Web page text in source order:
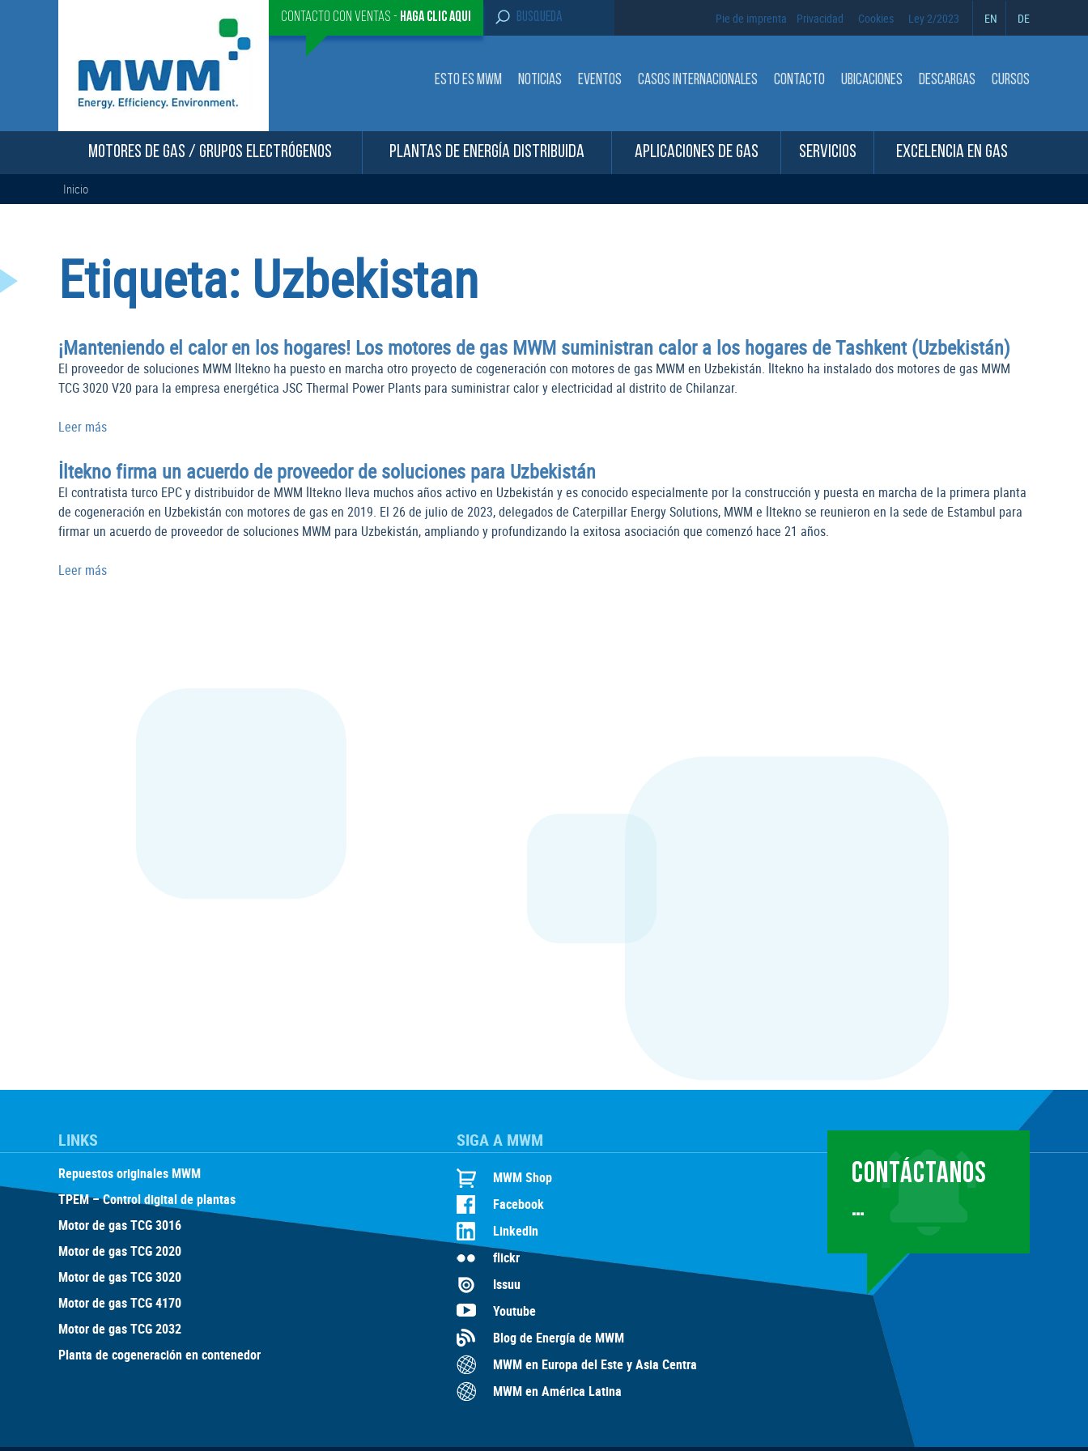
Contacto con ventas - Haga clic aqui
S
e
c
h
r
:
Pie de imprenta Privacidad Cookies Ley 2/2023 EN DE
ESTO ES MWM NOTICIAS EVENTOS CASOS INTERNACIONALES CONTACTO UBICACIONES DESCARGAS CURSOS
MOTORES DE GAS / GRUPOS ELECTRÓGENOS PLANTAS DE ENERGÍA DISTRIBUIDA APLICACIONES DE GAS SERVICIOS EXCELENCIA EN GAS
Inicio
Etiqueta: Uzbekistan
¡Manteniendo el calor en los hogares! Los motores de gas MWM suministran calor a los hogares de Tashkent (Uzbekistán)
El proveedor de soluciones MWM İltekno ha puesto en marcha otro proyecto de cogeneración con motores de gas MWM en Uzbekistán. İltekno ha instalado dos motores de gas MWM
TCG 3020 V20 para la empresa energética JSC Thermal Power Plants para suministrar calor y electricidad al distrito de Chilanzar.
Leer más
İltekno firma un acuerdo de proveedor de soluciones para Uzbekistán
El contratista turco EPC y distribuidor de MWM İltekno lleva muchos años activo en Uzbekistán y es conocido especialmente por la construcción y puesta en marcha de la primera planta
de cogeneración en Uzbekistán con motores de gas en 2019. El 26 de julio de 2023, delegados de Caterpillar Energy Solutions, MWM e İltekno se reunieron en la sede de Estambul para
firmar un acuerdo de proveedor de soluciones MWM para Uzbekistán, ampliando y profundizando la exitosa asociación que comenzó hace 21 años.
Leer más
LINKS
Repuestos originales MWM
TPEM – Control digital de plantas
Motor de gas TCG 3016
Motor de gas TCG 2020
Motor de gas TCG 3020
Motor de gas TCG 4170
Motor de gas TCG 2032
Planta de cogeneración en contenedor
SIGA A MWM
MWM Shop
Facebook
LinkedIn
flickr
Issuu
Youtube
Blog de Energía de MWM
MWM en Europa del Este y Asia Centra
MWM en América Latina
CONTÁCTANOS
…